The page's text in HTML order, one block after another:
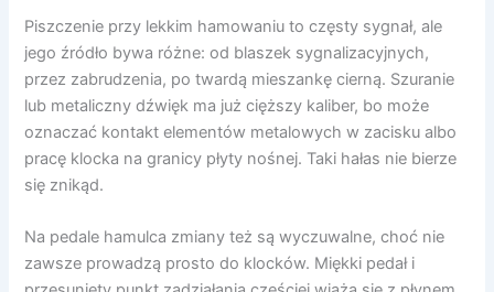
Piszczenie przy lekkim hamowaniu to częsty sygnał, ale
jego źródło bywa różne: od blaszek sygnalizacyjnych,
przez zabrudzenia, po twardą mieszankę cierną. Szuranie
lub metaliczny dźwięk ma już cięższy kaliber, bo może
oznaczać kontakt elementów metalowych w zacisku albo
pracę klocka na granicy płyty nośnej. Taki hałas nie bierze
się znikąd.
Na pedale hamulca zmiany też są wyczuwalne, choć nie
zawsze prowadzą prosto do klocków. Miękki pedał i